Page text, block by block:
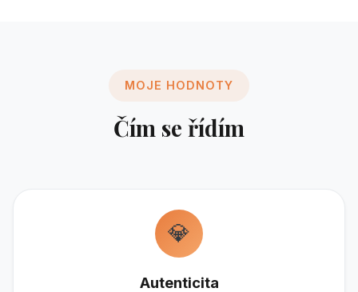
MOJE HODNOTY
Čím se řídím
💎
Autenticita